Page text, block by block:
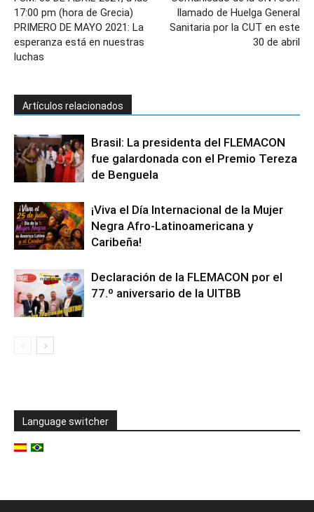
17:00 pm (hora de Grecia)
PRIMERO DE MAYO 2021: La
esperanza está en nuestras
luchas
llamado de Huelga General
Sanitaria por la CUT en este
30 de abril
Artículos relacionados
Brasil: La presidenta del FLEMACON
fue galardonada con el Premio Tereza
de Benguela
¡Viva el Día Internacional de la Mujer
Negra Afro-Latinoamericana y
Caribeña!
Declaración de la FLEMACON por el
77.º aniversario de la UITBB
Language switcher